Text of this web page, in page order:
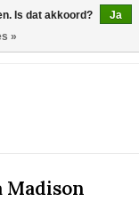
Madison
Is dat akkoord?
Ja
»
.